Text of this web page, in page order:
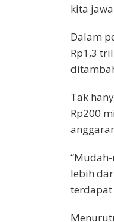
kita
Dalam
Rp1,3
Tak
Rp200
lebih
terdapat